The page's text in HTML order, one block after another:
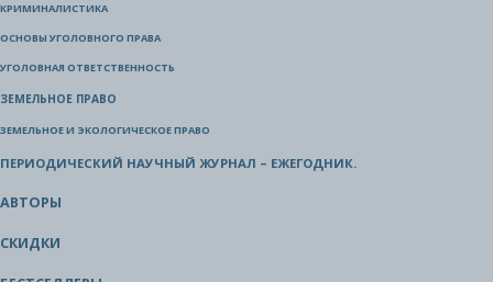
КРИМИНАЛИСТИКА
ОСНОВЫ УГОЛОВНОГО ПРАВА
УГОЛОВНАЯ ОТВЕТСТВЕННОСТЬ
ЗЕМЕЛЬНОЕ ПРАВО
ЗЕМЕЛЬНОЕ И ЭКОЛОГИЧЕСКОЕ ПРАВО
ПЕРИОДИЧЕСКИЙ НАУЧНЫЙ ЖУРНАЛ – ЕЖЕГОДНИК.
АВТОРЫ
СКИДКИ